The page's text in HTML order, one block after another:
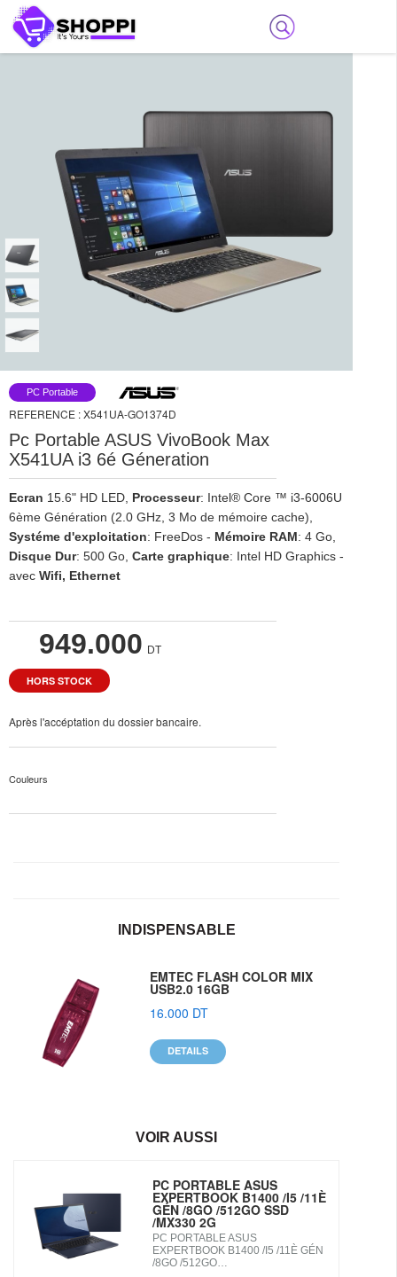
PC Portable
REFERENCE : X541UA-GO1374D
Pc Portable ASUS VivoBook Max
X541UA i3 6é Géneration
Ecran 15.6" HD LED, Processeur: Intel® Core ™ i3-6006U
6ème Génération (2.0 GHz, 3 Mo de mémoire cache),
Systéme d'exploitation: FreeDos - Mémoire RAM: 4 Go,
Disque Dur: 500 Go, Carte graphique: Intel HD Graphics -
avec Wifi, Ethernet
949.000 DT
HORS STOCK
Après l'accéptation du dossier bancaire.
Couleurs
INDISPENSABLE
EMTEC FLASH COLOR MIX
USB2.0 16GB
16.000 DT
DETAILS
VOIR AUSSI
PC PORTABLE ASUS
EXPERTBOOK B1400 /I5 /11È
GÉN /8GO /512GO SSD
/MX330 2G
PC PORTABLE ASUS
EXPERTBOOK B1400 /I5 /11È GÉN
/8GO /512GO…